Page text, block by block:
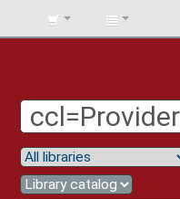
BIBLIOTECA